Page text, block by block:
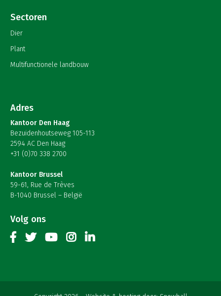
Sectoren
Dier
Plant
Multifunctionele landbouw
Adres
Kantoor Den Haag
Bezuidenhoutseweg 105-113
2594 AC Den Haag
+31 (0)70 338 2700
Kantoor Brussel
59-61, Rue de Trèves
B-1040 Brussel – België
Volg ons